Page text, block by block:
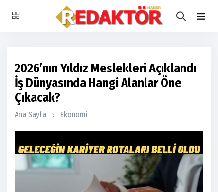
2026’nın Yıldız Meslekleri Açıklandı
İş Dünyasında Hangi Alanlar Öne
Çıkacak?
Ana Sayfa Ekonomi